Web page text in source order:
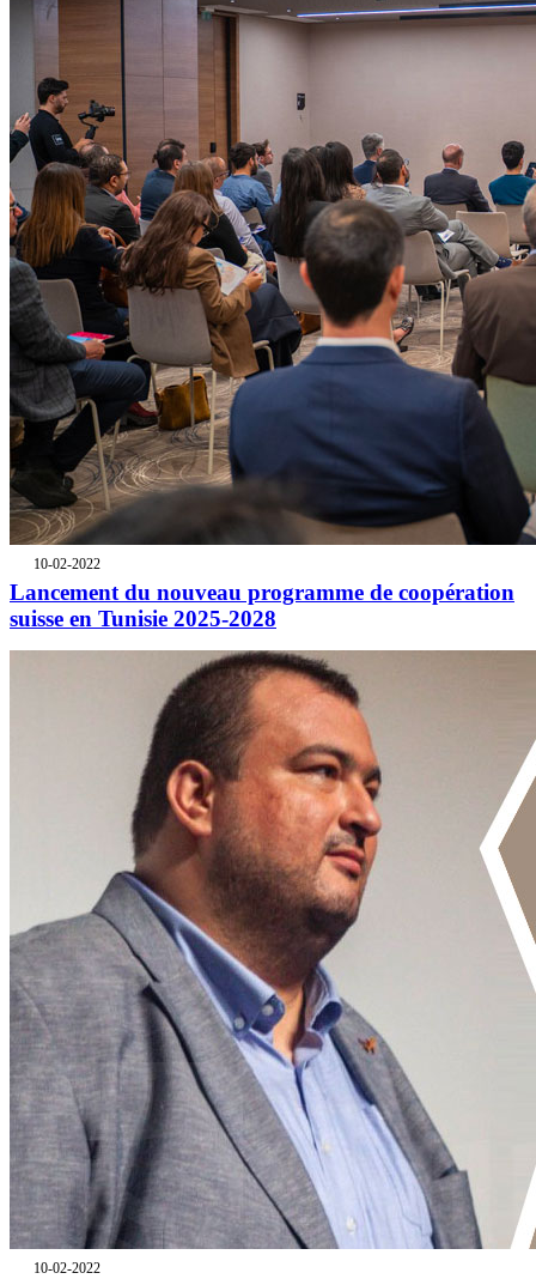
10-02-2022
Lancement du nouveau programme de coopération
suisse en Tunisie 2025-2028
10-02-2022